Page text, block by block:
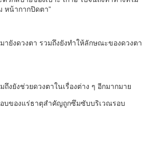
หน้ากากปิดตา”
ยังดวงตา รวมถึงยังทำให้ลักษณะของดวงตา
ยังช่วยดวงตาในเรื่องต่าง ๆ อีกมากมาย
บของแร่ธาตุสำคัญถูกซึมซับบริเวณรอบ